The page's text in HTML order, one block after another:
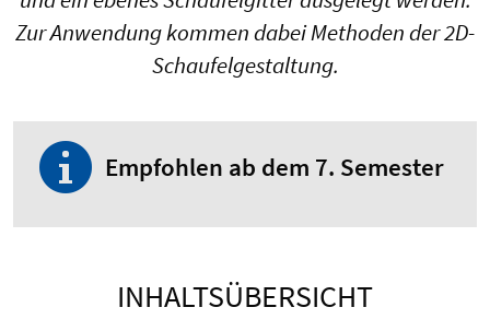
Zur Anwendung kommen dabei Methoden der 2D-
Schaufelgestaltung.
Empfohlen ab dem 7. Semester
INHALTSÜBERSICHT